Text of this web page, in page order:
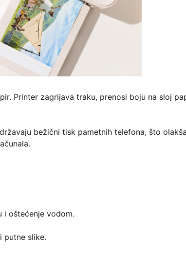
Printer zagrijava traku, prenosi boju na sloj
bežični tisk pametnih telefona, što
i oštećenje vodom.
putne slike.